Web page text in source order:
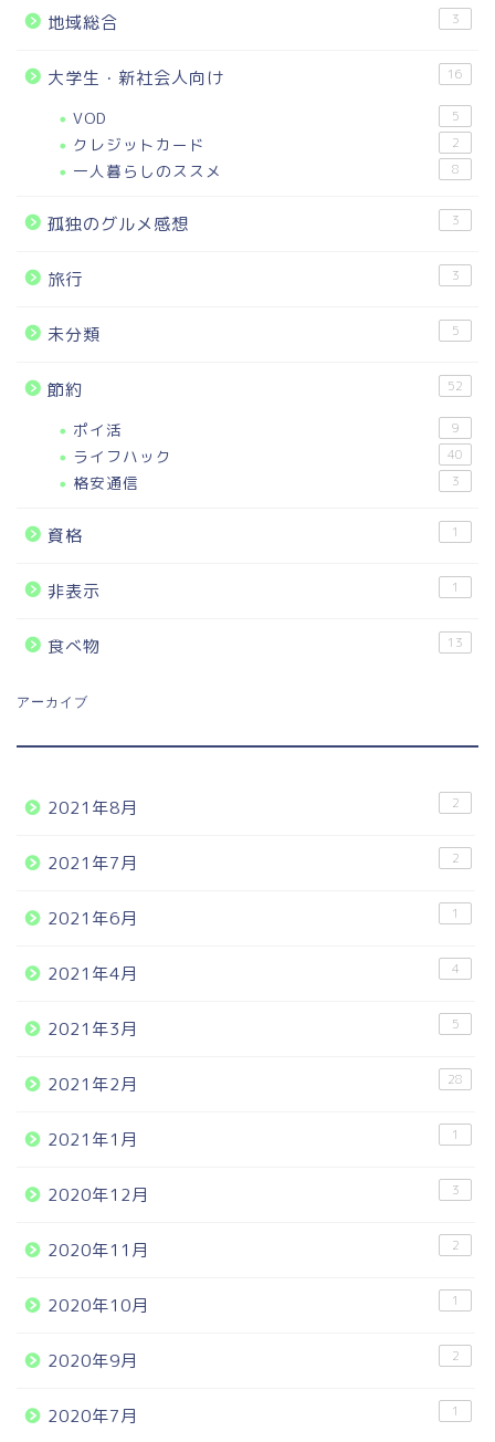
地域総合 3
大学生・新社会人向け 16
VOD 5
クレジットカード 2
一人暮らしのススメ 8
孤独のグルメ感想 3
旅行 3
未分類 5
節約 52
ポイ活 9
ライフハック 40
格安通信 3
資格 1
非表示 1
食べ物 13
アーカイブ
2021年8月 2
2021年7月 2
2021年6月 1
2021年4月 4
2021年3月 5
2021年2月 28
2021年1月 1
2020年12月 3
2020年11月 2
2020年10月 1
2020年9月 2
2020年7月 1